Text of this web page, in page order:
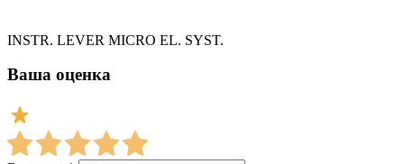
INSTR. LEVER MICRO EL. SYST.
Ваша оценка